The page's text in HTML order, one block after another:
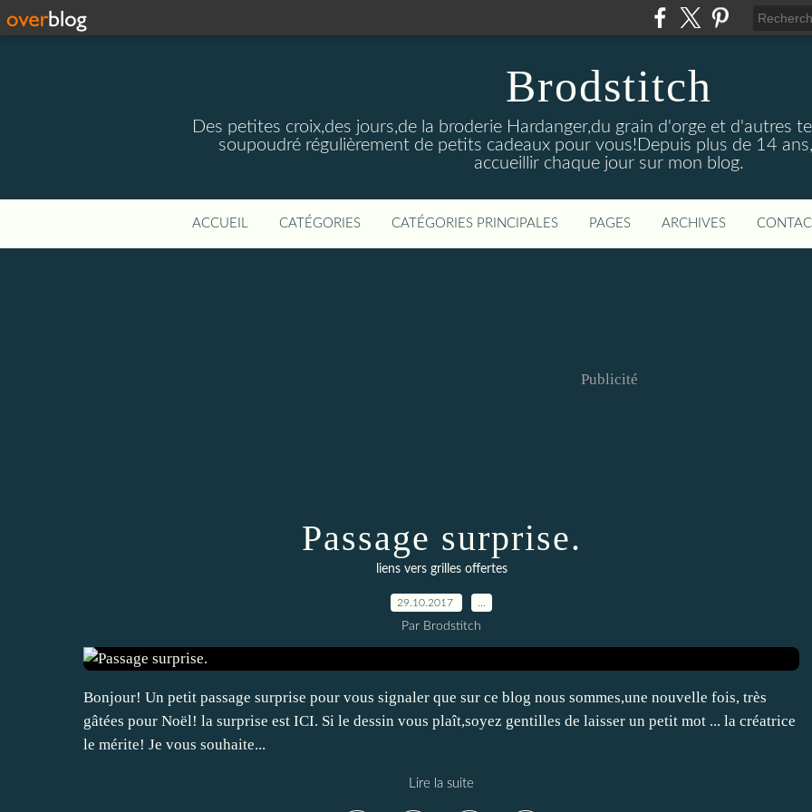
Brodstitch
Des petites croix,des jours,de la broderie Hardanger,du grain d'orge et d'autres
soupoudré régulièrement de petits cadeaux pour vous!Depuis plus de 14
accueillir chaque jour sur mon blog.
ACCUEIL CATÉGORIES CATÉGORIES PRINCIPALES PAGES ARCHIVES
Publicité
Passage surprise.
liens vers grilles offertes
29.10.2017
Par Brodstitch
Bonjour! Un petit passage surprise pour vous signaler que sur ce blog nous sommes,une nouvelle fois, très
gâtées pour Noël! la surprise est ICI. Si le dessin vous plaît,soyez gentilles de laisser un petit mot ... la créatrice
le mérite! Je vous souhaite...
Lire la suite